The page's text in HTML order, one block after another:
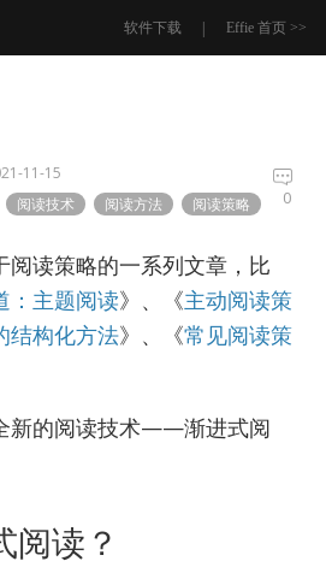
软件下载 | Effie 首页 >>
11-15
阅读技术 阅读方法 阅读策略 0
阅读策略的一系列文章，比
：主题阅读》、《主动阅读策
结构化方法》、《常见阅读策
新的阅读技术——渐进式阅
阅读？